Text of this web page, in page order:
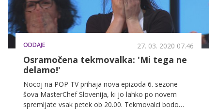
ODDAJE 27. 03. 2020 07.46
Osramočena tekmovalka: 'Mi tega ne
delamo!'
Nocoj na POP TV prihaja nova epizoda 6. sezone
šova MasterChef Slovenija, ki jo lahko po novem
spremljate vsak petek ob 20.00. Tekmovalci bodo